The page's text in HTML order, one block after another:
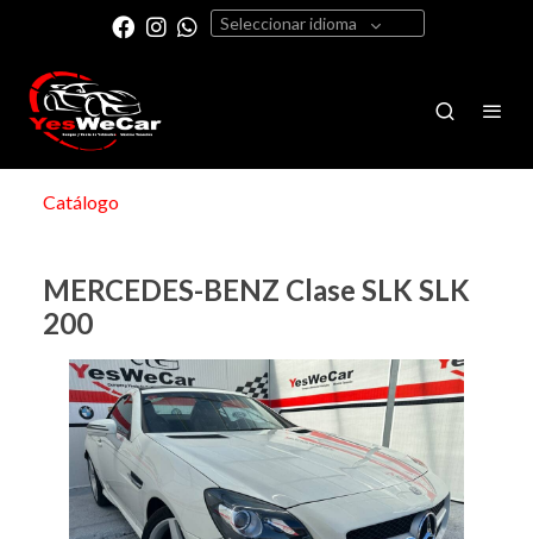
Seleccionar idioma
Catálogo
MERCEDES-BENZ Clase SLK SLK
200